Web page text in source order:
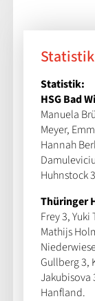
Statistik
Statistik:
HSG Bad
Manuela
Meyer,
Hannah
Huhnstock
Thüringer
Frey 3,
Mathijs
Gullberg 3,
Jakubisova
Hanfland.